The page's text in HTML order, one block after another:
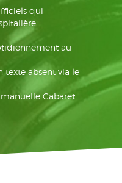
qui
au
texte absent via le
Cabaret